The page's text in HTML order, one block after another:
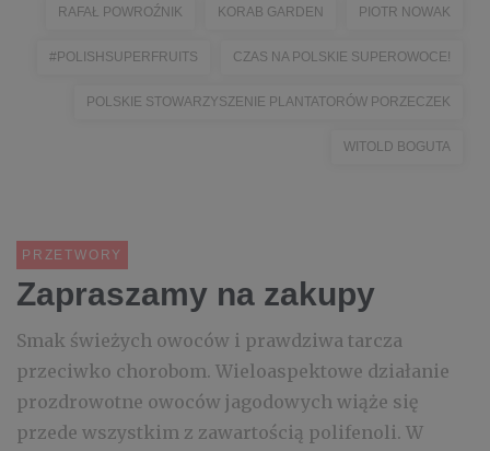
RAFAŁ POWROŹNIK KORAB GARDEN PIOTR NOWAK
#POLISHSUPERFRUITS CZAS NA POLSKIE SUPEROWOCE!
POLSKIE STOWARZYSZENIE PLANTATORÓW PORZECZEK
WITOLD BOGUTA
PRZETWORY
Zapraszamy na zakupy
Smak świeżych owoców i prawdziwa tarcza
przeciwko chorobom. Wieloaspektowe działanie
prozdrowotne owoców jagodowych wiąże się
przede wszystkim z zawartością polifenoli. W